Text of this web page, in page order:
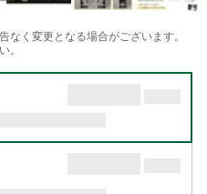
く変更となる場合がございます。
。